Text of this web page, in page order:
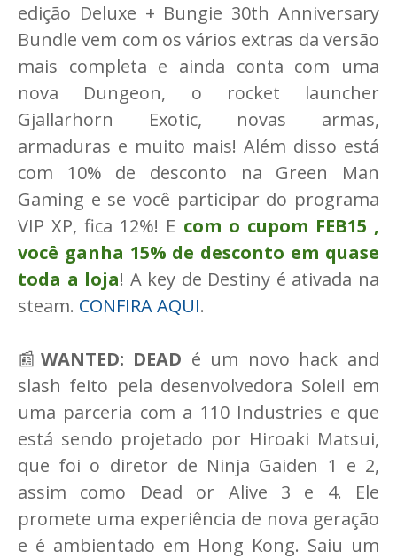
edição Deluxe + Bungie 30th Anniversary
Bundle vem com os vários extras da versão
mais completa e ainda conta com uma
nova Dungeon, o rocket launcher
Gjallarhorn Exotic, novas armas,
armaduras e muito mais! Além disso está
com 10% de desconto na Green Man
Gaming e se você participar do programa
VIP XP, fica 12%! E com o cupom FEB15 ,
você ganha 15% de desconto em quase
toda a loja! A key de Destiny é ativada na
steam. CONFIRA AQUI.
📰 WANTED: DEAD é um novo hack and
slash feito pela desenvolvedora Soleil em
uma parceria com a 110 Industries e que
está sendo projetado por Hiroaki Matsui,
que foi o diretor de Ninja Gaiden 1 e 2,
assim como Dead or Alive 3 e 4. Ele
promete uma experiência de nova geração
e é ambientado em Hong Kong. Saiu um